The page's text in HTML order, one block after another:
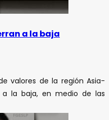
a la baja
valores de la región Asia-
a la baja, en medio de las